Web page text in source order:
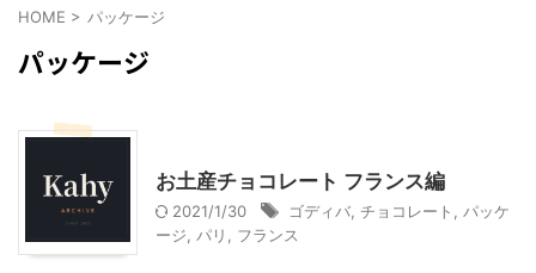
HOME > パッケージ
パッケージ
お土産チョコレート フランス編
2021/1/30 ゴディバ チョコレート
パッケ
ージ
パリ フランス